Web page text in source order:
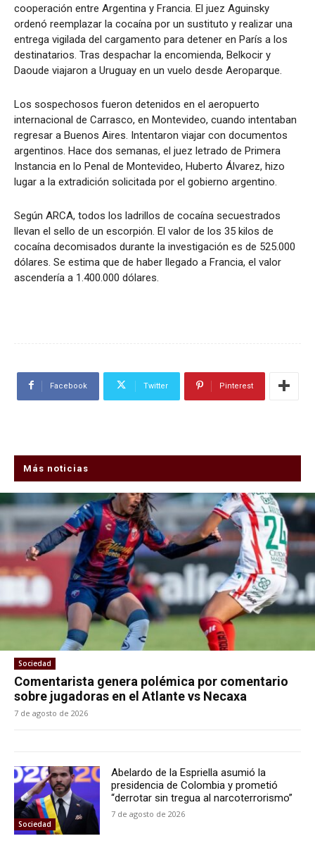
cooperación entre Argentina y Francia. El juez Aguinsky
ordenó reemplazar la cocaína por un sustituto y realizar una
entrega vigilada del cargamento para detener en París a los
destinatarios. Tras despachar la encomienda, Belkocir y
Daoude viajaron a Uruguay en un vuelo desde Aeroparque.
Los sospechosos fueron detenidos en el aeropuerto
internacional de Carrasco, en Montevideo, cuando intentaban
regresar a Buenos Aires. Intentaron viajar con documentos
argentinos. Hace dos semanas, el juez letrado de Primera
Instancia en lo Penal de Montevideo, Huberto Álvarez, hizo
lugar a la extradición solicitada por el gobierno argentino.
Según ARCA, todos los ladrillos de cocaína secuestrados
llevan el sello de un escorpión. El valor de los 35 kilos de
cocaína decomisados durante la investigación es de 525.000
dólares. Se estima que de haber llegado a Francia, el valor
ascendería a 1.400.000 dólares.
Facebook Twitter Pinterest
Más noticias
Sociedad
Comentarista genera polémica por comentario
sobre jugadoras en el Atlante vs Necaxa
7 de agosto de 2026
Sociedad
Abelardo de la Espriella asumió la
presidencia de Colombia y prometió
“derrotar sin tregua al narcoterrorismo”
7 de agosto de 2026